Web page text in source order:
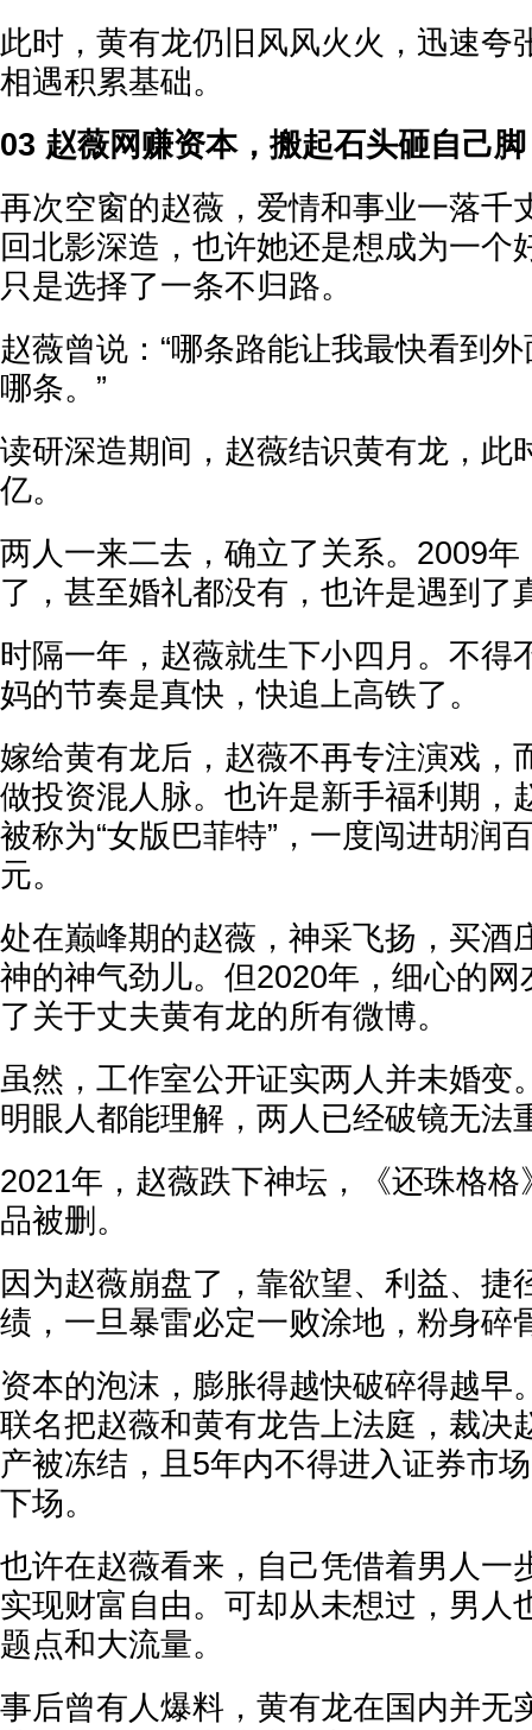
此时，黄有龙仍旧风风火火，迅速夸
相遇积累基础。
03 赵薇网赚资本，搬起石头砸自己脚
再次空窗的赵薇，爱情和事业一落千
回北影深造，也许她还是想成为一个
只是选择了一条不归路。
赵薇曾说：“哪条路能让我最快看到
哪条。”
读研深造期间，赵薇结识黄有龙，此
亿。
两人一来二去，确立了关系。2009
了，甚至婚礼都没有，也许是遇到了
时隔一年，赵薇就生下小四月。不得
妈的节奏是真快，快追上高铁了。
嫁给黄有龙后，赵薇不再专注演戏，
做投资混人脉。也许是新手福利期，
被称为“女版巴菲特”，一度闯进胡润
元。
处在巅峰期的赵薇，神采飞扬，买酒
神的神气劲儿。但2020年，细心的
了关于丈夫黄有龙的所有微博。
虽然，工作室公开证实两人并未婚变
明眼人都能理解，两人已经破镜无法
2021年，赵薇跌下神坛，《还珠格
品被删。
因为赵薇崩盘了，靠欲望、利益、捷
绩，一旦暴雷必定一败涂地，粉身碎
资本的泡沫，膨胀得越快破碎得越早
联名把赵薇和黄有龙告上法庭，裁决
产被冻结，且5年内不得进入证券市
下场。
也许在赵薇看来，自己凭借着男人一
实现财富自由。可却从未想过，男人
题点和大流量。
事后曾有人爆料，黄有龙在国内并无